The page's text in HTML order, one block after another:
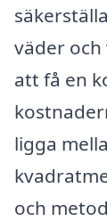
väder
att få en
ligga
och